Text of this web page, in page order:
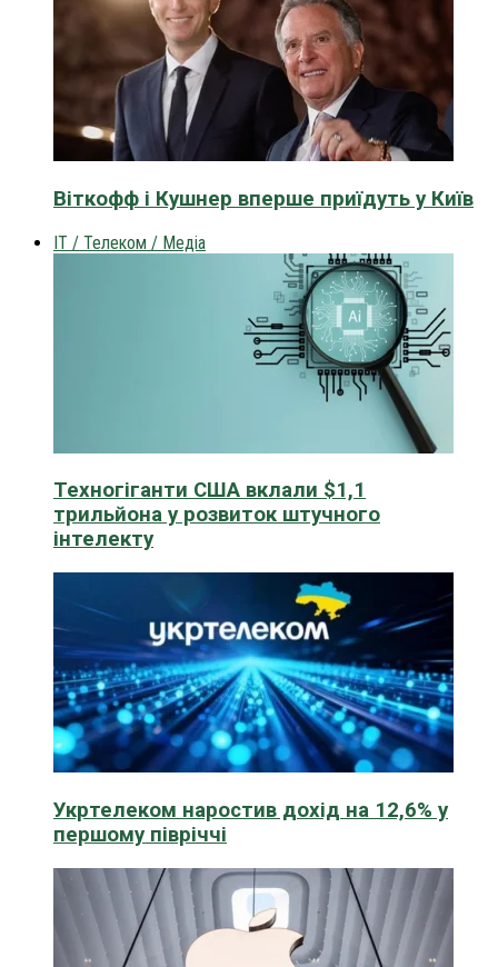
Віткофф і Кушнер вперше приїдуть у Київ
IT / Телеком / Медіа
Техногіганти США вклали $1,1
трильйона у розвиток штучного
інтелекту
Укртелеком наростив дохід на 12,6% у
першому півріччі